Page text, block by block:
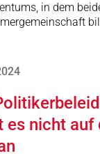
in dem
es nicht auf